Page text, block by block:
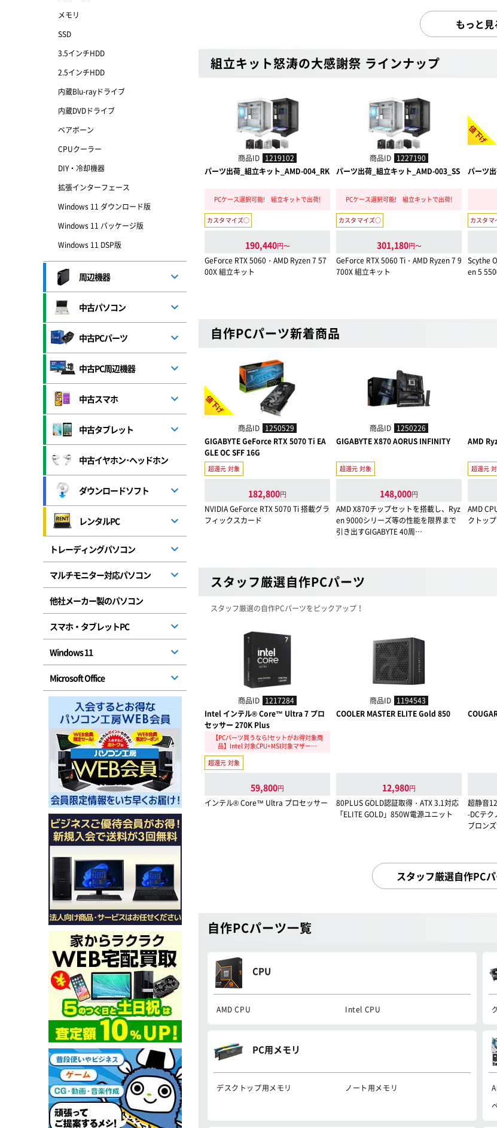
もっと見
組立キット怒涛の大感謝祭 ラインナップ
商品ID 1219102
パーツ出荷_組立キット_AMD-004_RK
PCケース選択可能! 組立キットで出荷!
カスタマイズ○
190,440円〜
GeForce RTX 5060・AMD Ryzen 7 57
00X 組立キット
商品ID 1227190
パーツ出荷_組立キット_AMD-003_SS
PCケース選択可能! 組立キットで出荷!
カスタマイズ○
301,180円〜
GeForce RTX 5060 Ti・AMD Ryzen 7 9
700X 組立キット
値下げ
パーツ
カスタ
Scythe
en 5
自作PCパーツ新着商品
値下げ
商品ID 1250529
GIGABYTE GeForce RTX 5070 Ti EA
GLE OC SFF 16G
超還元 対象
182,800円
NVIDIA GeForce RTX 5070 Ti 搭載グラ
フィックスカード
商品ID 1250226
GIGABYTE X870 AORUS INFINITY
超還元 対象
148,000円
AMD X870チップセットを搭載し、Ryz
en 9000シリーズ等の性能を限界まで
引き出すGIGABYTE 40周…
AMD
超還元
AMD
クトッ
スタッフ厳選自作PCパーツ
スタッフ厳選の自作PCパーツをピックアップ！
商品ID 1217284
Intel インテル® Core™ Ultra 7 プロ
セッサー 270K Plus
【PCパーツ買うなら!セットがお得対象商
品】Intel 対象CPU+MSI対象マザー…
超還元 対象
59,800円
インテル® Core™ Ultra プロセッサー
商品ID 1194543
COOLER MASTER ELITE Gold 850
12,980円
80PLUS GOLD認証取得・ATX 3.1対応
「ELITE GOLD」850W電源ユニット
超静音
-DCテク
ブロン
スタッフ厳選自作PC
自作PCパーツ一覧
CPU
AMD CPU Intel CPU
PC用メモリ
デスクトップ用メモリ ノート用メモリ
メモリ
SSD
3.5インチHDD
2.5インチHDD
内蔵Blu-rayドライブ
内蔵DVDドライブ
ベアボーン
CPUクーラー
DIY・冷却機器
拡張インターフェース
Windows 11 ダウンロード版
Windows 11 パッケージ版
Windows 11 DSP版
周辺機器
中古パソコン
中古PCパーツ
中古PC周辺機器
中古スマホ
中古タブレット
中古イヤホン･ヘッドホン
ダウンロードソフト
レンタルPC
トレーディングパソコン
マルチモニター対応パソコン
他社メーカー製のパソコン
スマホ・タブレットPC
Windows 11
Microsoft Office